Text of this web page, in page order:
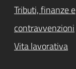
Tributi, finanze e
contravvenzioni
Vita lavorativa